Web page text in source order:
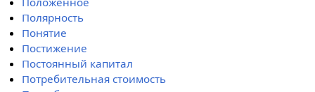
Полярность
Понятие
Постижение
Постоянный капитал
Потребительная стоимость